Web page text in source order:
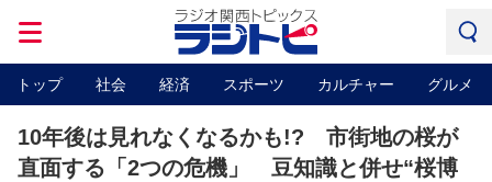
トップ 社会 経済 スポーツ カルチャー グルメ
10年後は見れなくなるかも!? 市街地の桜が
直面する「2つの危機」 豆知識と併せ“桜博